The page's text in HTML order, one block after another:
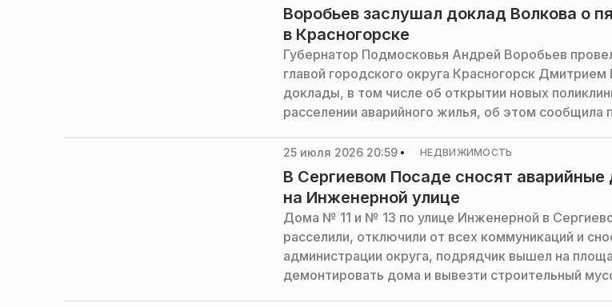
Воробьев заслушал доклад Волкова о
в Красногорске
Губернатор Подмосковья Андрей Воробьев
главой городского округа Красногорск
доклады, в том числе об открытии новых
расселении аварийного жилья, об этом сообщила
25 июля 2026 20:59 НЕДВИЖИМОСТЬ
В Сергиевом Посаде сносят аварийные
на Инженерной улице
Дома № 11 и № 13 по улице Инженерной в
расселили, отключили от всех коммуникаций и
администрации округа, подрядчик вышел на
демонтировать дома и вывезти строительный